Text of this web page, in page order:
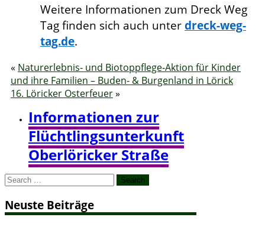
Weitere Informationen zum Dreck Weg
Tag finden sich auch unterdreck-weg-
tag.de.
« Naturerlebnis‐ und Biotoppflege‐Aktion für Kinder
und ihre Familien – Buden‐ & Burgenland in Lörick
16. Löricker Osterfeuer»
Informationen zur
Flüchtlingsunterkunft
Oberlöricker Straße
Search
Neuste Beiträge